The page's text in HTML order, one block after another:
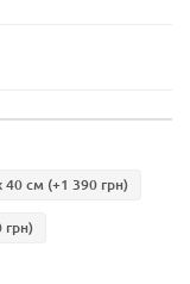
40 см (+1 390 грн)
грн)